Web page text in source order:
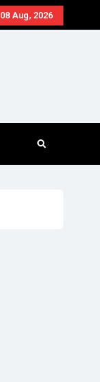
08 Aug, 2026